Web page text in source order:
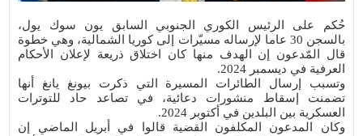
حُكم على الرئيس الكوري الجنوبي السابق يون سوك يول،
بالسجن 30 عاما لإرساله مسيّرات إلى كوريا الشمالية، وهي خطوة
قال المّدعون إن الهدف منها كان اختلاق ذريعة لإعلان الأحكام
العرفية في ديسمبر 2024.
وتسبب إرسال الطائرات المسيرة التي ذكرت بيونغ يانغ أنها
تضمنت إسقاط منشورات دعائية، في تصاعد حاد للتوترات
العسكرية بين البلدين في أكتوبر 2024.
وكان المدعون المكلفون القضية قالوا في أبريل الماضي إن